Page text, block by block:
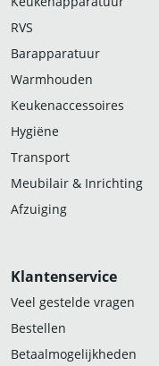
RVS
Barapparatuur
Warmhouden
Keukenaccessoires
Hygiëne
Transport
Meubilair & Inrichting
Afzuiging
Klantenservice
Veel gestelde vragen
Bestellen
Betaalmogelijkheden